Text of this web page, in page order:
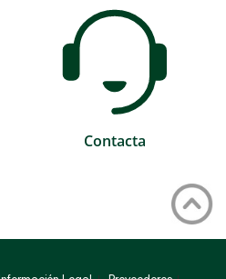
Contacta